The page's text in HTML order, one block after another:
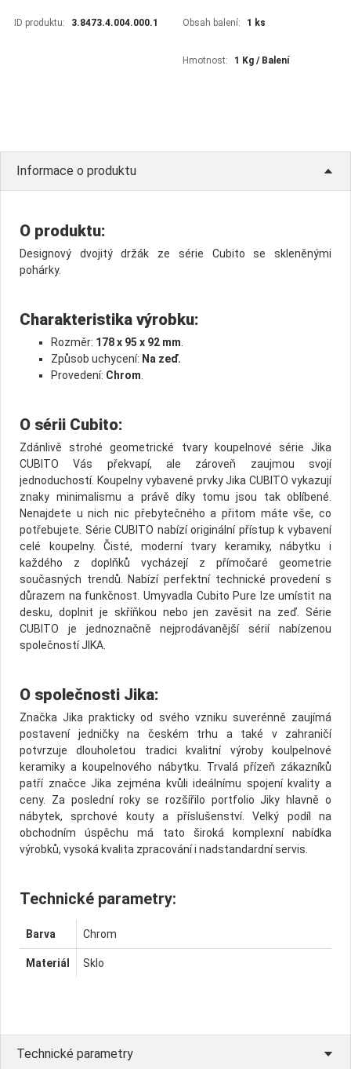
ID produktu: 3.8473.4.004.000.1 Obsah balení: 1 ks
Hmotnost: 1 Kg / Balení
Informace o produktu
O produktu:
Designový dvojitý držák ze série Cubito se skleněnými
pohárky.
Charakteristika výrobku:
Rozměr: 178 x 95 x 92 mm
Způsob uchycení: Na zeď.
Provedení: Chrom
O sérii Cubito:
Zdánlivě strohé geometrické tvary koupelnové série Jika
CUBITO Vás překvapí, ale zároveň zaujmou svojí
jednoduchostí. Koupelny vybavené prvky Jika CUBITO vykazují
znaky minimalismu a právě díky tomu jsou tak oblíbené.
Nenajdete u nich nic přebytečného a přitom máte vše, co
potřebujete. Série CUBITO nabízí originální přístup k vybavení
celé koupelny. Čisté, moderní tvary keramiky, nábytku i
každého z doplňků vycházejí z přímočaré geometrie
současných trendů. Nabízí perfektní technické provedení s
důrazem na funkčnost. Umyvadla Cubito Pure lze umístit na
desku, doplnit je skříňkou nebo jen zavěsit na zeď. Série
CUBITO je jednoznačně nejprodávanější sérií nabízenou
společností JIKA.
O společnosti Jika:
Značka Jika prakticky od svého vzniku suverénně zaujímá
postavení jedničky na českém trhu a také v zahraničí
potvrzuje dlouholetou tradici kvalitní výroby koulpelnové
keramiky a koupelnového nábytku. Trvalá přízeň zákazníků
patří značce Jika zejména kvůli ideálnímu spojení kvality a
ceny. Za poslední roky se rozšířilo portfolio Jiky hlavně o
nábytek, sprchové kouty a příslušenství. Velký podíl na
obchodním úspěchu má tato široká komplexní nabídka
výrobků, vysoká kvalita zpracování i nadstandardní servis.
Technické parametry:
Barva Chrom
Materiál Sklo
Technické parametry